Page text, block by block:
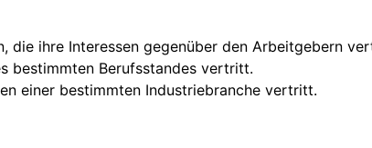
die ihre Interessen gegenüber den Arbeitgebern
bestimmten Berufsstandes vertritt.
einer bestimmten Industriebranche vertritt.